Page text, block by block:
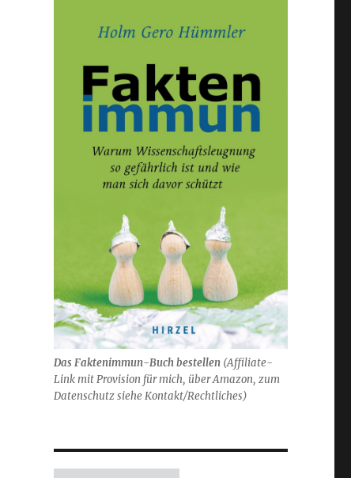
Das Faktenimmun-Buch bestellen(Affiliate-
Link mit Provision für mich, über Amazon, zum
Datenschutz siehe Kontakt/Rechtliches)